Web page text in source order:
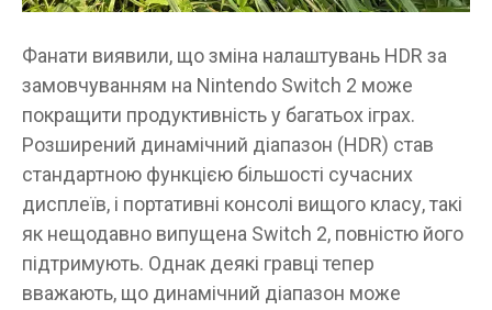
Фанати виявили, що зміна налаштувань HDR за
замовчуванням на Nintendo Switch 2 може
покращити продуктивність у багатьох іграх.
Розширений динамічний діапазон (HDR) став
стандартною функцією більшості сучасних
дисплеїв, і портативні консолі вищого класу, такі
як нещодавно випущена Switch 2, повністю його
підтримують. Однак деякі гравці тепер
вважають, що динамічний діапазон може